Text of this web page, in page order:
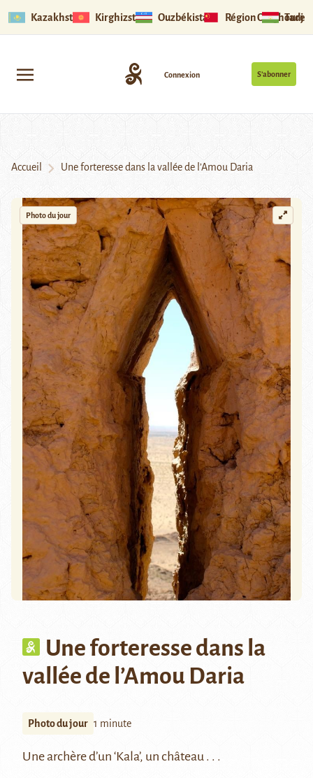
Kazakhstan Kirghizstan Ouzbékistan Région Ouïghoure
S’abonner
Connexion
Accueil Une forteresse dans la vallée de l’Amou Daria
Photo du jour
Une forteresse dans la
vallée de l’Amou Daria
Photo du jour 1 minute
Une archère d’un ‘Kala’, un château . . .